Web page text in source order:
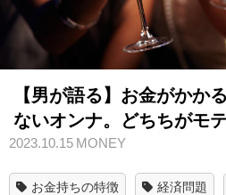
【男が語る】お金がかか
ないオンナ。どちちがモ
2023.10.15 MONEY
お金持ちの特徴 経済問題